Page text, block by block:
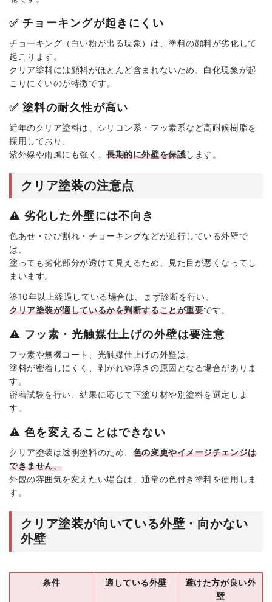
✅ チョーキングが起きにくい
チョーキング（白い粉が出る現象）は、塗料の顔料が劣化して
起こります。
クリア塗料には顔料がほとんど含まれないため、白化現象が起
こりにくいのが特徴です。
✅ 塗料の耐久性が高い
近年のクリア塗料は、シリコン系・フッ素系など高耐候樹脂を
採用しており、
紫外線や雨風にも強く、長期的に外壁を保護します。
クリア塗装の注意点
⚠️ 劣化した外壁には不向き
色あせ・ひび割れ・チョーキングなどが進行している外壁で
は、
塗っても劣化部分が透けて見えるため、見た目が悪くなってし
まいます。
築10年以上経過している場合は、まず診断を行い、
クリア塗装が適しているかを判断することが重要です。
⚠️ フッ素・光触媒仕上げの外壁は要注意
フッ素や無機コート、光触媒仕上げの外壁は、
塗料が密着しにくく、剥がれや浮きの原因となる場合がありま
す。
密着試験を行い、結果に応じて下塗り材や別塗料を選定しま
す。
⚠️ 色を変えることはできない
クリア塗装は透明塗料のため、 色の変更やイメージチェンジは
できません。
外観の雰囲気を変えたい場合は、通常の色付き塗料を使用しま
す。
クリア塗装が向いている外壁・向かない
外壁
条件 適している外壁
避けた方が良い外
壁